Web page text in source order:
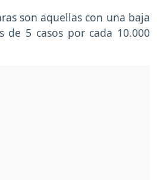
son aquellas con una baja
de 5 casos por cada 10.000